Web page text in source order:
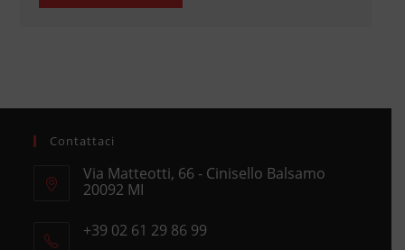
Contattaci
Via Matteotti, 66 - Cinisello Balsamo
20092 MI
in
+39 02 61 29 86 99